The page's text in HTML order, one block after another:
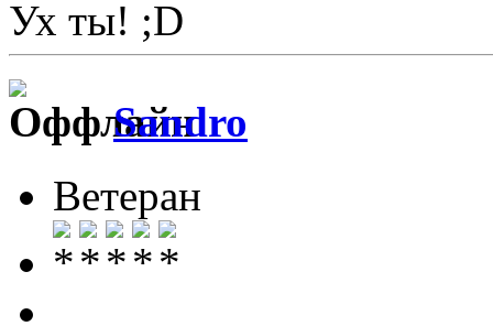
Ух ты!
Sandro
Ветеран